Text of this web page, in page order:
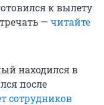
к вылету
— читайте
находился в
после
сотрудников